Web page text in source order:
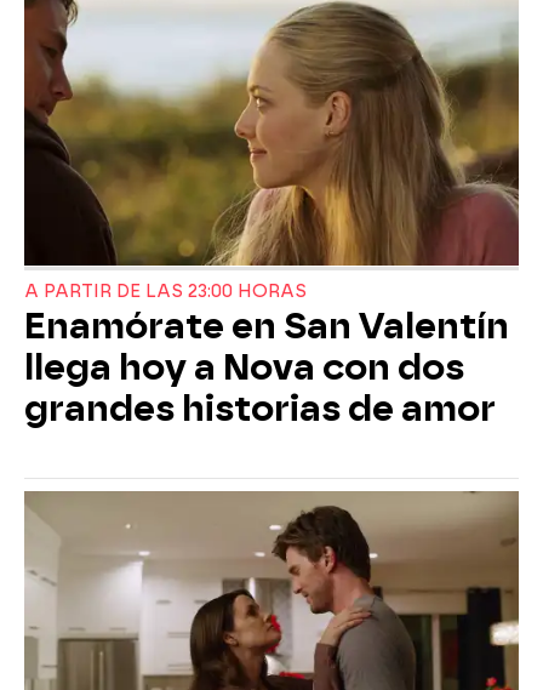
A PARTIR DE LAS 23:00 HORAS
Enamórate en San Valentín
llega hoy a Nova con dos
grandes historias de amor